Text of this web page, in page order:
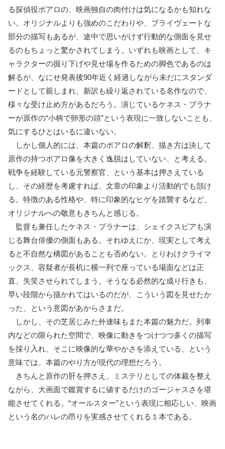
る探偵役ポアロの、映画独自の肉付けは気になるかも知れな
い。オリジナルよりも強めのこだわりや、プライヴェートな
部分の描写もあるが、途中で思いがけず行動的な側面を見せ
るのもちょっと驚かされてしまう。いずれも映画として、キ
ャラクターの掘り下げや見せ場を作るための脚色であるのは
解るが、なにせ発表後90年近く経過しながら未だにスタンダ
ードとして親しまれ、新訳も繰り返されている名作なので、
様々な受け止め方があるだろう。演じているケネス・ブラナ
ーが原作の“小柄で卵形の頭”という表現に一致しないことも、
気にするひとはいるに違いない。
しかし個人的には、本篇のポアロの解釈、描き方は決して
原作の持つポアロ像を大きく逸脱はしていない、と考える。
戦争を経験している元警察官、という基本は押さえている
し、その経歴を考慮すれば、文章の印象より活動的でも頷け
る。特徴のある性格や、特に印象的なヒゲを踏襲するなど、
オリジナルへの敬意もきちんと感じる。
監督も兼任したケネス・ブラナーは、シェイクスピアも演
じる舞台俳優の側面もある。それゆえにか、現実として考え
ると不自然な構図があることも否めない。とりわけクライマ
ックス、容疑者が長机に横一列で座っている場面などは正
直、失笑させられてしまう。そうなる必然的な成り行きも、
早い段階から描かれてはいるのだが、こういう図を見せたか
った、という意図があからさまだ。
しかし、その芝居じみた外連味もまた本篇の魅力だ。列車
内などの限られた空間で、映像に動きをつけつつ多くの描写
を採り入れ、そこに映像的な華やかさを添えている、という
意味では、本篇のやり方が現代の理想だろう。
きちんと原作の肝を押さえ、ミステリとしての体裁を整え
ながら、大画面で鑑賞するに値するだけのゴージャスさを堪
能させてくれる。“オールスター”という表現に相応しい、映画
という名のハレの昂りを実感させてくれる１本である。